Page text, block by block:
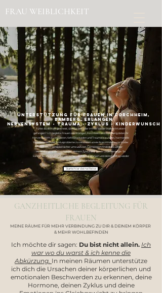
FRAU WEIBLICHKEIT
Unterstützung für Frauen in Forchheim,
Bamberg, Erlangen
NERVENSYSTEM - TRAUMA - ZYKLUS ~ KINDERWUNSCH
Fühlst du dich oft gestresst, überfordert oder immer wieder in alten Mustern
gefangen? Ich begleite Frauen aus Erlangen, Forchheim und Bamberg dabei, ihr
Nervensystem zu regulieren, tiefe Blockaden und Traumata zu lösen, hormonelle
Beschwerden und Zyklusprobleme zu verstehen sowie ihren Kinderwunsch oder
NFP nach Sensiplan sicher umzusetzen. Gemeinsam findest du wieder
Verbindung zu deinem Körper, deinem Zyklus und deiner Lebensenergie. So
kannst du alte Muster durchbrechen, dich selbst stärken und deinen Alltag wieder
mit Leichtigkeit erleben.
Starte hier deine Reise
GANZHEITLICHE BEGLEITUNG FÜR
FRAUEN
MEINE RÄUME FÜR MEHR VERBINDUNG ZU DIR & DEINEM KÖRPER
& MEHR WOHLBEFINDEN
Ich möchte dir sagen: Du bist nicht allein. Ich
war wo du warst & ich kenne die
Abkürzung. In meinen Räumen unterstütze
ich dich die Ursachen deiner körperlichen und
emotionalen Beschwerden zu erkennen, deine
Hormone, deinen Zyklus und deine